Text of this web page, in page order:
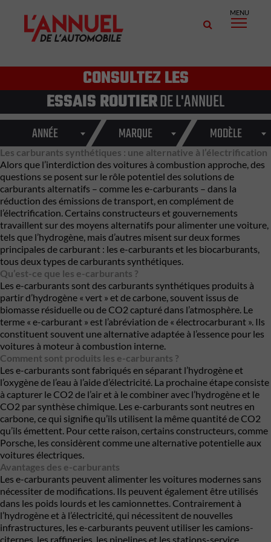
MENU
CONSULTEZ LES
ESSAIS ROUTIERDE L'ANNUEL
ANNÉE MARQUE MODÈLE
Les carburants synthétiques : une alternative à l’électrification
Alors que l’interdiction des voitures à combustion approche, des
questions se posent sur le rôle potentiel des solutions de
carburants alternatifs – comme les e-carburants – dans la
réduction des émissions de transport, en complément de
l’électrification. Certains constructeurs et gouvernements
travaillent sur des moyens alternatifs pour alimenter une voiture,
tels que l’hydrogène, mais d’autres misent sur deux formes
principales de carburant : les e-carburants et les biocarburants,
tous deux types de carburants synthétiques.
Qu’est-ce que les e-carburants ?
Les e-carburants sont des carburants synthétiques produits à
partir d’hydrogène « vert » et de carbone, souvent issus de
biomasse résiduelle ou de CO2 capturé dans l’atmosphère. Le
terme « e-carburant » est l’abréviation de « électrocarburant ». Ils
constituent souvent une alternative adaptée à l’essence pour les
voitures à moteur à combustion interne.
Comment sont produits les e-carburants ?
Les e-carburants sont fabriqués en séparant l’hydrogène et
l’oxygène de l’eau à l’aide d’électricité. La prochaine étape consiste
à capturer le CO2 de l’air et à le combiner avec l’hydrogène et le
CO2 par synthèse chimique. Les e-carburants sont neutres en
carbone, ce qui signifie qu’ils utilisent la même quantité de CO2
qu’ils émettent. Pour cette raison, certains constructeurs, comme
Porsche, les considèrent comme une alternative potentielle aux
voitures électriques.
Avantages des e-carburants
Les e-carburants peuvent alimenter les voitures modernes sans
nécessiter de modifications. Ils peuvent également être utilisés
dans les poids lourds et les camionnettes. Contrairement à
l’hydrogène et à l’électricité, qui nécessitent de nouvelles
infrastructures, les e-carburants peuvent utiliser les camions-
citernes, les raffineries, les pipelines et les stations-service